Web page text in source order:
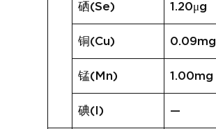
硒(Se) 1.20μg
铜(Cu) 0.09mg
锰(Mn) 1.00mg
碘(I) —